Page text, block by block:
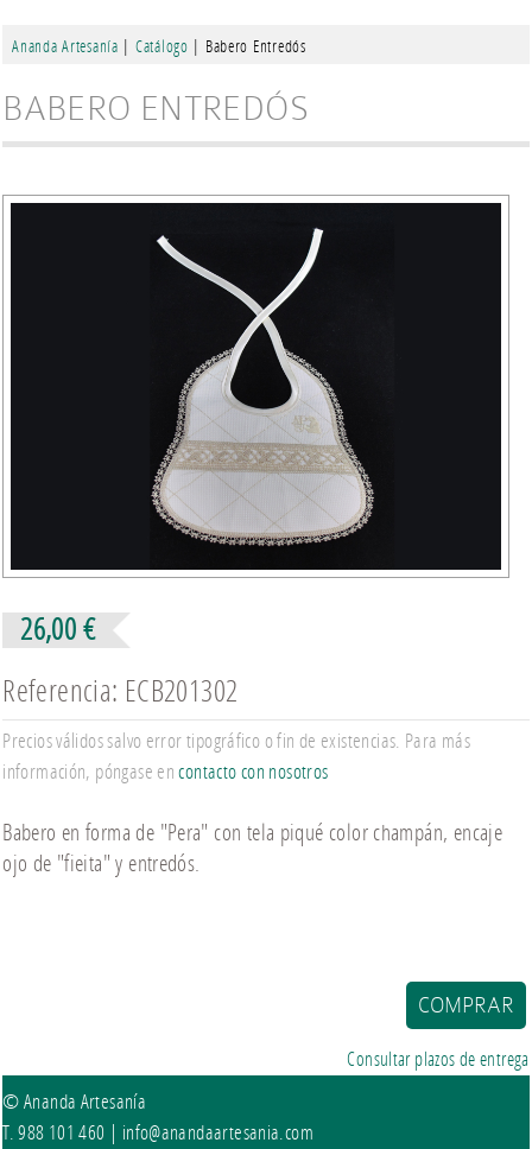
Ananda Artesanía Catálogo | Babero Entredós
BABERO ENTREDÓS
26,00 €
Referencia: ECB201302
Precios válidos salvo error tipográfico o fin de existencias. Para más
información, póngase encontacto con nosotros
Babero en forma de "Pera" con tela piqué color champán, encaje
ojo de "fieita" y entredós.
Consultar plazos de entrega
© Ananda Artesanía
T. 988 101 460 | info@anandaartesania.com